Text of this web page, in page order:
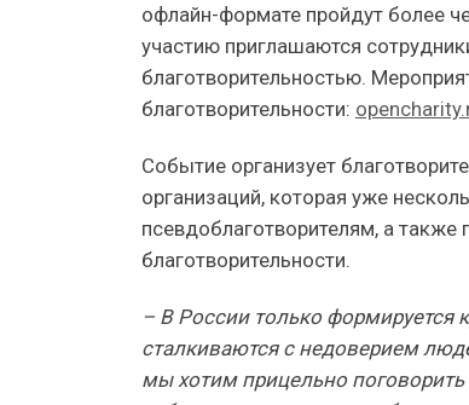
офлайн-формате пройдут более
участию приглашаются
благотворительностью.
благотворительности:
Событие организует
организаций, которая уже
псевдоблаготворителям, а также
благотворительности.
– В России только формируется
сталкиваются с недоверием
мы хотим прицельно